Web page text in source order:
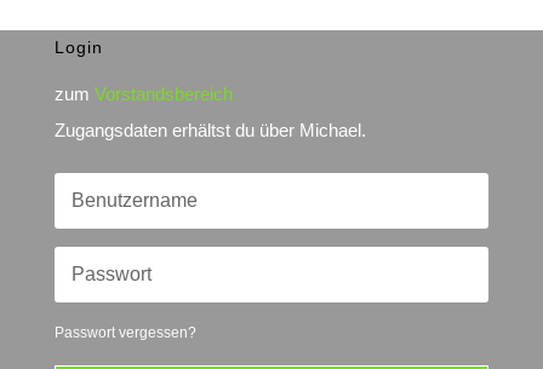
Login
zum Vorstandsbereich
Zugangsdaten erhältst du über Michael.
Passwort vergessen?